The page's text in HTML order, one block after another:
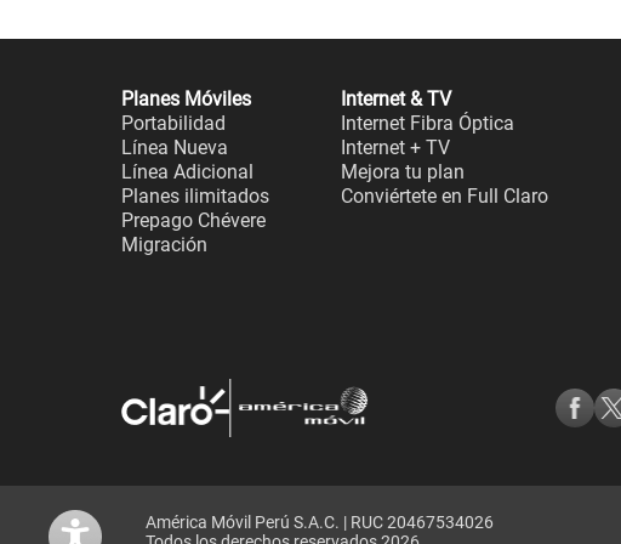
Planes Móviles
Portabilidad
Línea Nueva
Línea Adicional
Planes ilimitados
Prepago Chévere
Migración
Internet & TV
Internet Fibra Óptica
Internet + TV
Mejora tu plan
Conviértete en Full Claro
América Móvil Perú S.A.C. | RUC 20467534026